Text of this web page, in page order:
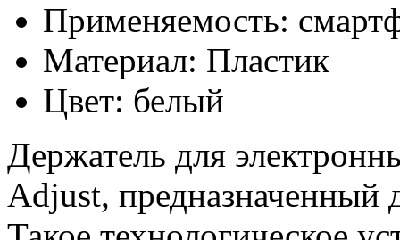
Применяемость:
Материал: Пластик
Цвет: белый
Держатель для
Adjust, предназначенный